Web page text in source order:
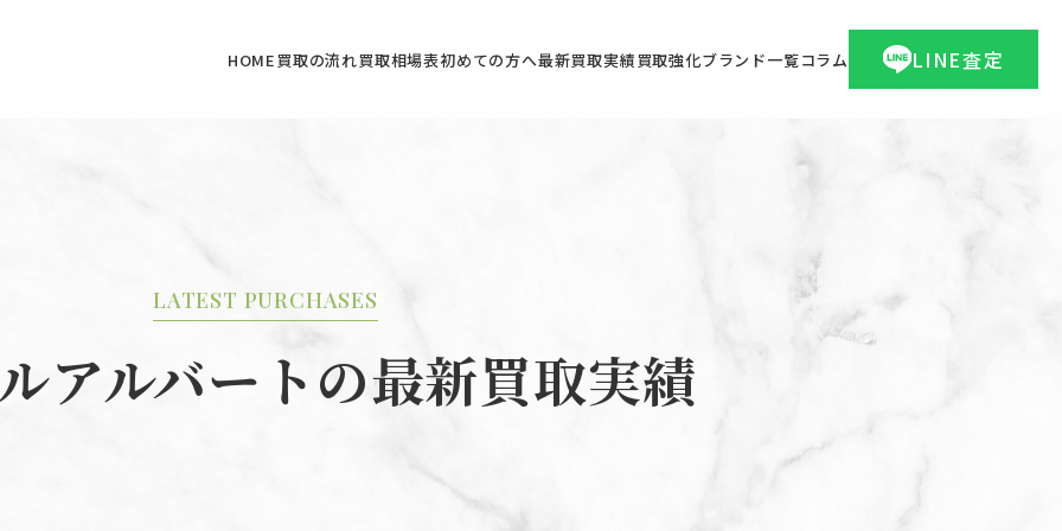
HOME買取の流れ買取相場表初めての方へ最新買取実績買取強化ブランド一覧コラム LINE査定
LATEST PURCHASES
アルバートの最新買取実績